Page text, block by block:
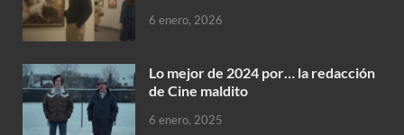
6 enero, 2026
Lo mejor de 2024 por… la redacción
de Cine maldito
6 enero, 2025